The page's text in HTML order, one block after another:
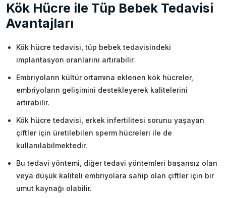
Kök Hücre ile Tüp Bebek Tedavisi
Avantajları
Kök hücre tedavisi, tüp bebek tedavisindeki
implantasyon oranlarını artırabilir.
Embriyoların kültür ortamına eklenen kök hücreler,
embriyoların gelişimini destekleyerek kalitelerini
artırabilir.
Kök hücre tedavisi, erkek infertilitesi sorunu yaşayan
çiftler için üretilebilen sperm hücreleri ile de
kullanılabilmektedir.
Bu tedavi yöntemi, diğer tedavi yöntemleri başarısız olan
veya düşük kaliteli embriyolara sahip olan çiftler için bir
umut kaynağı olabilir.